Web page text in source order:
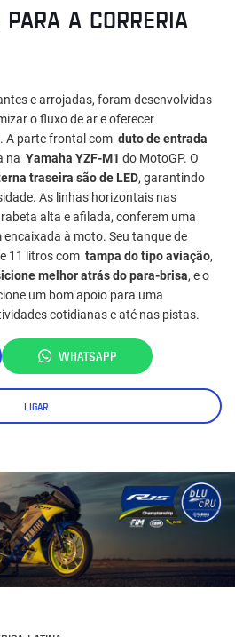
A CORRERIA
e arrojadas, foram desenvolvidas
o fluxo de ar e oferecer
A parte frontal com duto de entrada
na Yamaha YZF-M1 do MotoGP. O
traseira são de LED, garantindo
As linhas horizontais nas
alta e afilada, conferem uma
encaixada à moto. Seu tanque de
11 litros com tampa do tipo aviação,
melhor atrás do para-brisa, e o
um bom apoio para uma
cotidianas e até nas pistas.
WHATSAPP
LIGAR